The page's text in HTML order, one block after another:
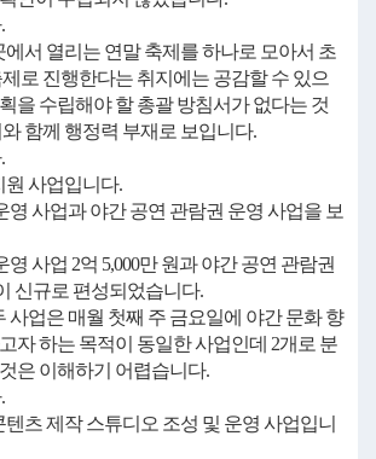
에서 열리는 연말 축제를 하나로 모아서 초
로 진행한다는 취지에는 공감할 수 있으
을 수립해야 할 총괄 방침서가 없다는 것
함께 행정력 부재로 보입니다.
원 사업입니다.
영 사업과 야간 공연 관람권 운영 사업을 보
영 사업 2억 5,000만 원과 야간 공연 관람권
신규로 편성되었습니다.
사업은 매월 첫째 주 금요일에 야간 문화 향
자 하는 목적이 동일한 사업인데 2개로 분
은 이해하기 어렵습니다.
츠 제작 스튜디오 조성 및 운영 사업입니